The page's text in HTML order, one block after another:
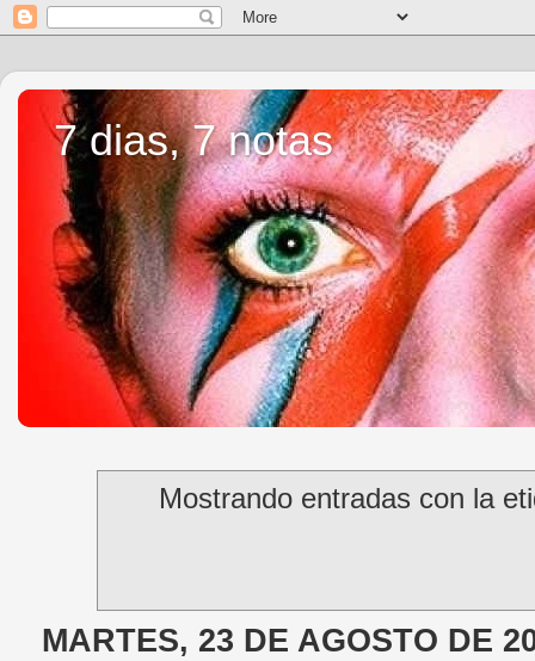
7 dias, 7 notas
Mostrando entradas con la
MARTES, 23 DE AGOSTO DE